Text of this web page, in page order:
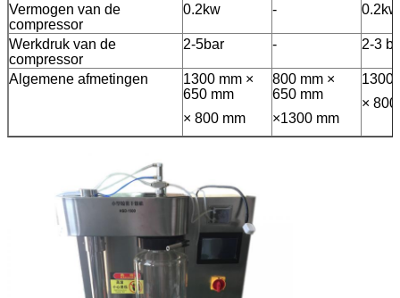
Vermogen van de
compressor
0.2kw - 0.2kw
Werkdruk van de
compressor
2-5bar - 2-3
Algemene afmetingen
1300 mm ×
650 mm
× 800 mm
800 mm ×
650 mm
×1300 mm
1300
× 800